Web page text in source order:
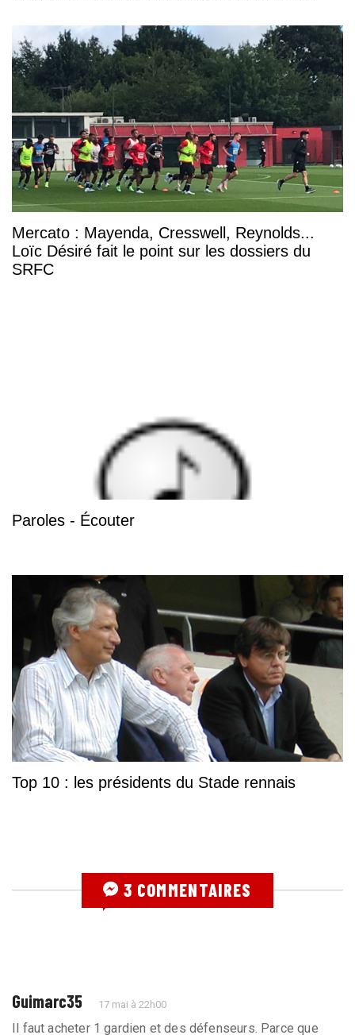
Mercato : Mayenda, Cresswell, Reynolds...
Loïc Désiré fait le point sur les dossiers du
SRFC
Paroles - Écouter
Top 10 : les présidents du Stade rennais
3 COMMENTAIRES
Guimarc35 17 mai à 22h00
Il faut acheter 1 gardien et des défenseurs. Parce que